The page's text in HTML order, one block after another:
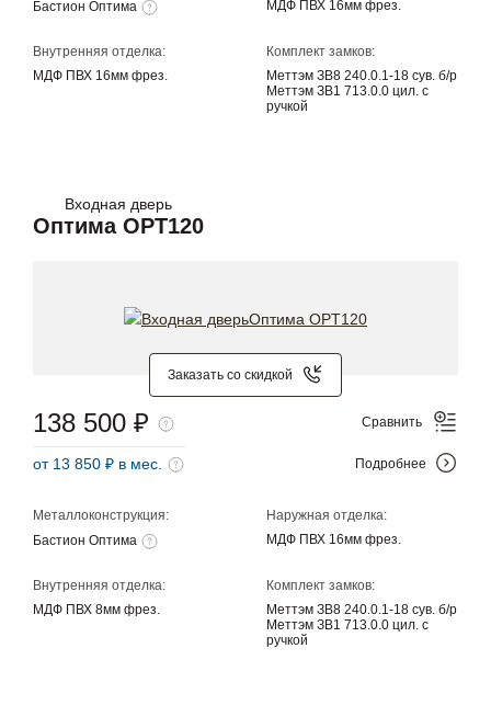
Бастион Оптима
МДФ ПВХ 16мм фрез.
Внутренняя отделка:
МДФ ПВХ 16мм фрез.
Комплект замков:
Меттэм ЗВ8 240.0.1-18 сув. б/р
Меттэм ЗВ1 713.0.0 цил. с
ручкой
Входная дверь
Оптима OPT120
Заказать со скидкой
Металлоконструкция:
Бастион Оптима
Наружная отделка:
МДФ ПВХ 16мм фрез.
Внутренняя отделка:
МДФ ПВХ 8мм фрез.
Комплект замков:
Меттэм ЗВ8 240.0.1-18 сув. б/р
Меттэм ЗВ1 713.0.0 цил. с
ручкой
138 500 ₽
от 13 850 ₽ в мес.
Сравнить
Подробнее